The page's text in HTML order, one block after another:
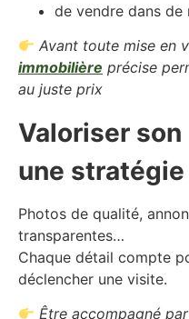
de vendre dans de
Avant toute mise en
immobilière précise
au juste prix
Valoriser son
une stratégie
Photos de qualité,
transparentes…
Chaque détail compte
déclencher une visite.
Être accompagné